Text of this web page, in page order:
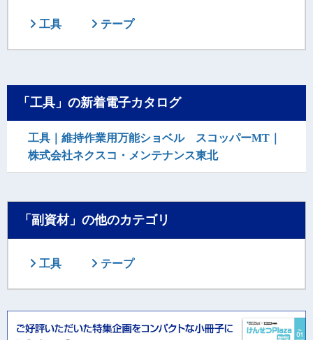
工具 テープ
「工具」の新着電子カタログ
工具｜維持作業用万能ショベル スコッパーMT｜
株式会社ネクスコ・メンテナンス東北
「副資材」の他のカテゴリ
工具 テープ